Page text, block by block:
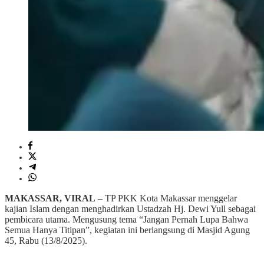
MAKASSAR, VIRAL – TP PKK Kota Makassar menggelar
kajian Islam dengan menghadirkan Ustadzah Hj. Dewi Yull sebagai
pembicara utama. Mengusung tema “Jangan Pernah Lupa Bahwa
Semua Hanya Titipan”, kegiatan ini berlangsung di Masjid Agung
45, Rabu (13/8/2025).